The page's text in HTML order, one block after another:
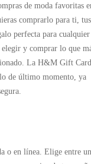
de moda favoritas
comprarlo para ti, tus
perfecta para cualquier
y comprar lo que
La H&M Gift Card
de último momento, ya
o en línea. Elige entre